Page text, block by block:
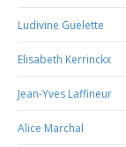
Ludivine Guelette
Elisabeth Kerrinckx
Jean-Yves Laffineur
Alice Marchal